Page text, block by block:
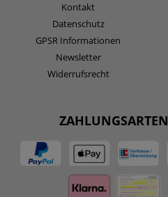
Kontakt
Datenschutz
GPSR Informationen
Newsletter
Widerrufsrecht
ZAHLUNGSARTEN